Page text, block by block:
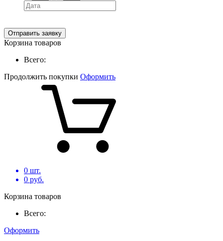
Отправить заявку
Корзина товаров
Всего:
Продолжить покупки Оформить
0 шт.
0 руб.
Корзина товаров
Всего:
Оформить